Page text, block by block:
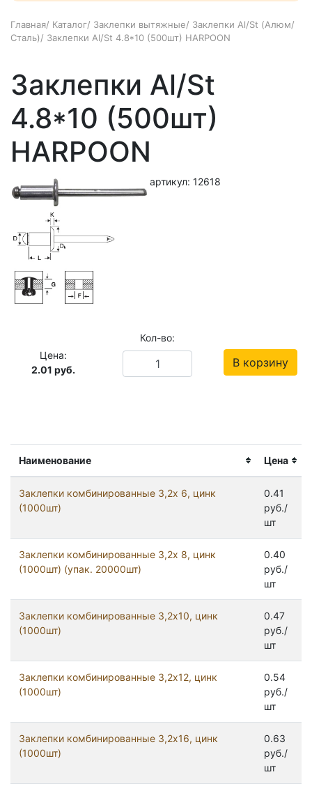
Главная/ Каталог/ Заклепки вытяжные/ Заклепки Al/St (Алюм/
Сталь)/ Заклепки Al/St 4.8*10 (500шт) HARPOON
Наименование Цена
Заклепки комбинированные 3,2x 6, цинк
(1000шт)
0.41
руб./
шт
Заклепки комбинированные 3,2x 8, цинк
(1000шт) (упак. 20000шт)
0.40
руб./
шт
Заклепки комбинированные 3,2x10, цинк
(1000шт)
0.47
руб./
шт
Заклепки комбинированные 3,2x12, цинк
(1000шт)
0.54
руб./
шт
Заклепки комбинированные 3,2x16, цинк
(1000шт)
0.63
руб./
шт
Заклепки Al/St
4.8*10 (500шт)
HARPOON
артикул: 12618
Цена:
2.01 руб.
Кол-во:
В корзину